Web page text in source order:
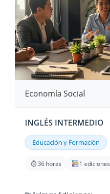
Economía Social
INGLÉS INTERMEDIO
Educación y Formación
36 horas 1 ediciones